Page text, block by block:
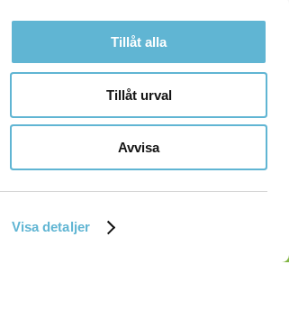
Visa detaljer
Tillåt alla
Tillåt urval
Avvisa